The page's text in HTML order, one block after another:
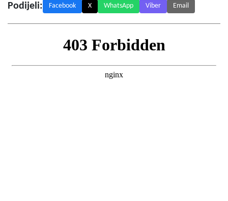
Podijeli: Facebook X WhatsApp Viber Email